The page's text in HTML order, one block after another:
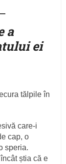
a
ei
tălpile în
care-i
cap, o
speria.
știa că e